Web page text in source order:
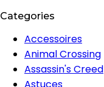
Categories
Accessoires
Animal Crossing
Assassin's Creed